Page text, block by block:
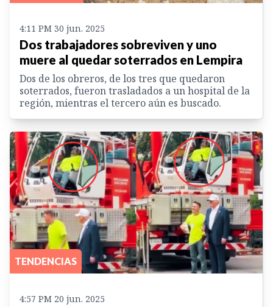
4:11 PM 30 jun. 2025
Dos trabajadores sobreviven y uno
muere al quedar soterrados en Lempira
Dos de los obreros, de los tres que quedaron
soterrados, fueron trasladados a un hospital de la
región, mientras el tercero aún es buscado.
TENDENCIAS
4:57 PM 20 jun. 2025